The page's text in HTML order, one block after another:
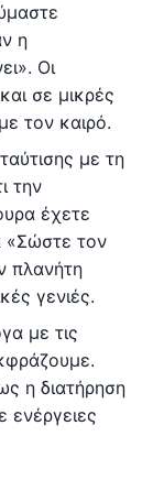
η
Οι
σε μικρές
τον καιρό.
με τη
την
έχετε
«Σώστε τον
πλανήτη
γενιές.
με τις
η διατήρηση
ενέργειες